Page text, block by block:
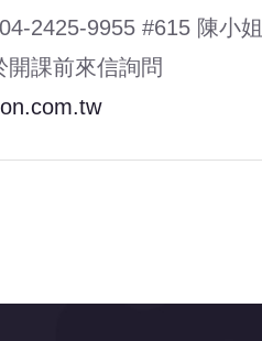
2425-9955 #615 陳小姐
開課前來信詢問